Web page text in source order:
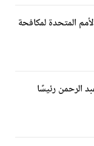
المتحدة لمكافحة
الرحمن رئيسًا